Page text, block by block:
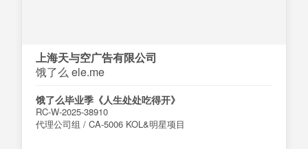
上海天与空广告有限公司
饿了么 ele.me
饿了么毕业季《人生处处吃得开》
RC-W-2025-38910
代理公司组 / CA-5006 KOL&明星项目